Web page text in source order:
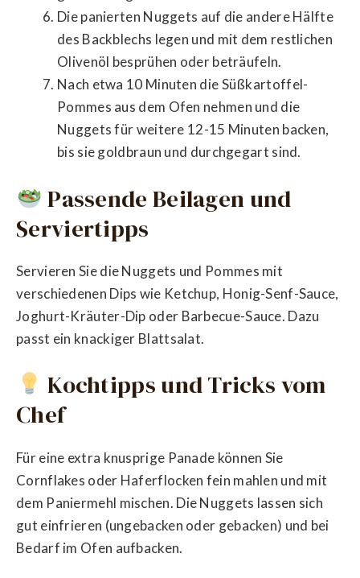
Die panierten Nuggets auf die andere Hälfte
des Backblechs legen und mit dem restlichen
Olivenöl besprühen oder beträufeln.
Nach etwa 10 Minuten die Süßkartoffel-
Pommes aus dem Ofen nehmen und die
Nuggets für weitere 12-15 Minuten backen,
bis sie goldbraun und durchgegart sind.
Passende Beilagen und
Serviertipps
Servieren Sie die Nuggets und Pommes mit
verschiedenen Dips wie Ketchup, Honig-Senf-Sauce,
Joghurt-Kräuter-Dip oder Barbecue-Sauce. Dazu
passt ein knackiger Blattsalat.
Kochtipps und Tricks vom
Chef
Für eine extra knusprige Panade können Sie
Cornflakes oder Haferflocken fein mahlen und mit
dem Paniermehl mischen. Die Nuggets lassen sich
gut einfrieren (ungebacken oder gebacken) und bei
Bedarf im Ofen aufbacken.